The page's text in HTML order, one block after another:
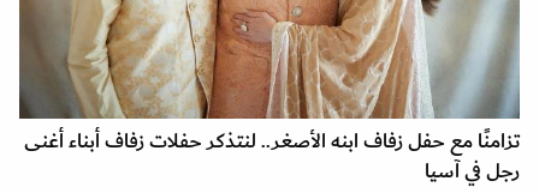
تزامنًا مع حفل زفاف ابنه الأصغر.. لنتذكر حفلات زفاف أبناء أغنى
رجل في آسيا